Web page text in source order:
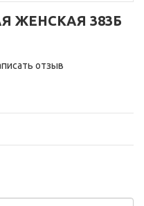
ЖЕНСКАЯ 383Б
отзыв